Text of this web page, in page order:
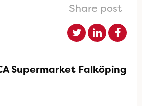
Share post
Supermarket Falköping